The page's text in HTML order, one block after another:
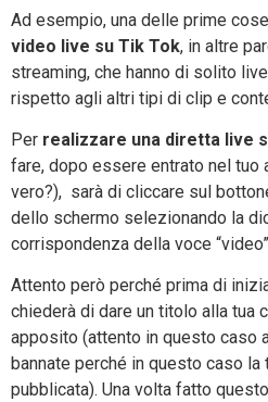
Ad esempio, una delle prime
video live su Tik Tok, in altre
streaming, che hanno di solito
rispetto agli altri tipi di clip e
Per realizzare una diretta live
fare, dopo essere entrato nel tuo
vero?), sarà di cliccare sul
dello schermo selezionando la
corrispondenza della voce
Attento però perché prima di
chiederà di dare un titolo alla tua
apposito (attento in questo caso
bannate perché in questo caso
pubblicata). Una volta fatto